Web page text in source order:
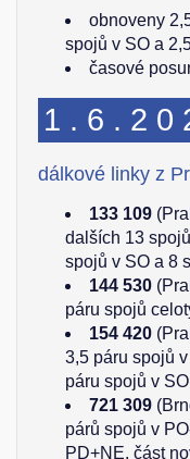
obnoveny
spojů v SO a
časové
dálkové linky z
133 109
dalších 13
spojů v SO a 8
144 530
páru spojů
154 420
3,5 páru spojů
páru spojů v SO
721 309
párů spojů v
PD+NE, část